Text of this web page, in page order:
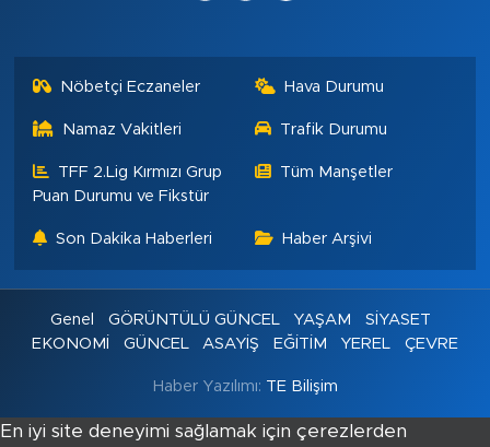
Nöbetçi Eczaneler Hava Durumu
Namaz Vakitleri Trafik Durumu
TFF 2.Lig Kırmızı Grup
Puan Durumu ve Fikstür
Tüm Manşetler
Son Dakika Haberleri Haber Arşivi
Genel GÖRÜNTÜLÜ GÜNCEL YAŞAM
SİYASET
EKONOMİ
GÜNCEL ASAYİŞ EĞİTİM YEREL ÇEVRE
Haber Yazılımı: TE Bilişim
En iyi site deneyimi sağlamak için çerezlerden